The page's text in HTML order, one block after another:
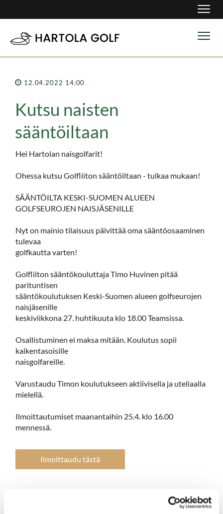
12.04.2022 14:00
Kutsu naisten
sääntöiltaan
Hei Hartolan naisgolfarit!
Ohessa kutsu Golfliiton sääntöiltaan - tulkaa mukaan!
SÄÄNTÖILTA KESKI-SUOMEN ALUEEN
GOLFSEUROJEN NAISJÄSENILLE
Nyt on mainio tilaisuus päivittää oma sääntöosaaminen
tulevaa
golfkautta varten!
Golfliiton sääntökouluttaja Timo Huvinen pitää
parituntisen
sääntökoulutuksen Keski-Suomen alueen golfseurojen
naisjäsenille
keskiviikkona 27. huhtikuuta klo 18.00 Teamsissa.
Osallistuminen ei maksa mitään. Koulutus sopii
kaikentasoisille
naisgolfareille.
Varustaudu Timon koulutukseen aktiivisella ja uteliaalla
mielellä.
Ilmoittautumiset maanantaihin 25.4. klo 16.00
mennessä.
Ilmoittaudu tästä